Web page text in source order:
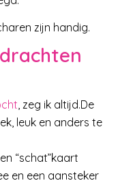
zijn handig.
, zeg ik altijd.De
leuk en anders te
“schat”kaart
en een aansteker